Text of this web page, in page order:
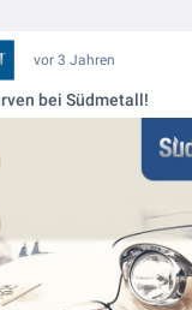
vor 3 Jahren
bei Südmetall!